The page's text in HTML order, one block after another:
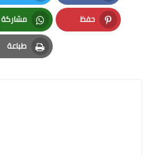
Facebook
Twitter
حفظ
Pinterest
مشاركة
Whatsapp
طباعة
Print